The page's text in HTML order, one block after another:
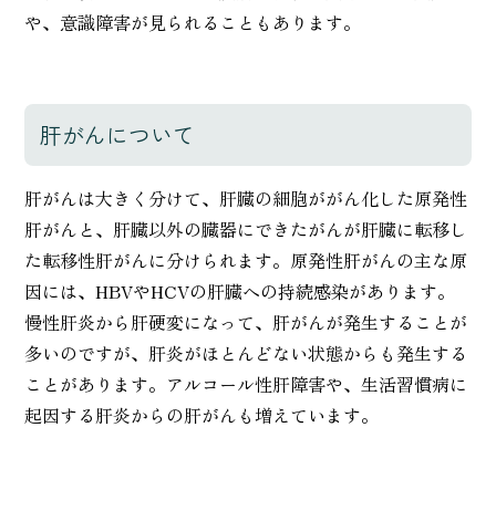
や、意識障害が見られることもあります。
肝がんについて
肝がんは大きく分けて、肝臓の細胞ががん化した原発性
肝がんと、肝臓以外の臓器にできたがんが肝臓に転移し
た転移性肝がんに分けられます。原発性肝がんの主な原
因には、HBVやHCVの肝臓への持続感染があります。
慢性肝炎から肝硬変になって、肝がんが発生することが
多いのですが、肝炎がほとんどない状態からも発生する
ことがあります。アルコール性肝障害や、生活習慣病に
起因する肝炎からの肝がんも増えています。